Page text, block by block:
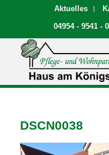
Aktuelles
04954 - 9541 - 0
DSCN0038